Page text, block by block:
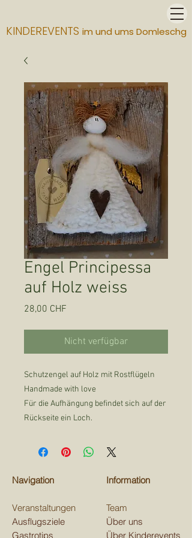
KINDEREVENTS im und ums Domleschg
Engel Principessa
auf Holz weiss
28,00 CHF
Nicht verfügbar
Schutzengel auf Holz mit Rostflügeln
Handmade with love
Für die Aufhängung befindet sich auf der
Rückseite ein Loch.
Navigation
Veranstaltungen
Ausflugsziele
Gastrotips
Information
Team
Über uns
Über Kinderevents